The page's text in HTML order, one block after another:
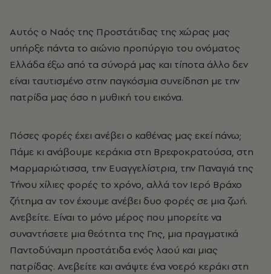
Αυτός ο Ναός της Προστάτιδας της χώρας μας
υπήρξε πάντα το αιώνιο προπύργιο του ονόματος
Ελλάδα έξω από τα σύνορά μας και τίποτα άλλο δεν
είναι ταυτισμένο στην παγκόσμια συνείδηση με την
πατρίδα μας όσο η μυθική του εικόνα.
Πόσες φορές έχει ανέβει ο καθένας μας εκεί πάνω;
Πάμε κι ανάβουμε κεράκια στη Βρεφοκρατούσα, στη
Μαρμαριώτισσα, την Ευαγγελίστρια, την Παναγιά της
Τήνου χίλιες φορές το χρόνο, αλλά τον Ιερό Βράχο
ζήτημα αν τον έχουμε ανέβει δυο φορές σε μια ζωή.
Ανεβείτε. Είναι το μόνο μέρος που μπορείτε να
συναντήσετε μια θεότητα της Γης, μια πραγματικά
Παντοδύναμη προστάτιδα ενός λαού και μιας
πατρίδας. Ανεβείτε και ανάψτε ένα νοερό κεράκι στη